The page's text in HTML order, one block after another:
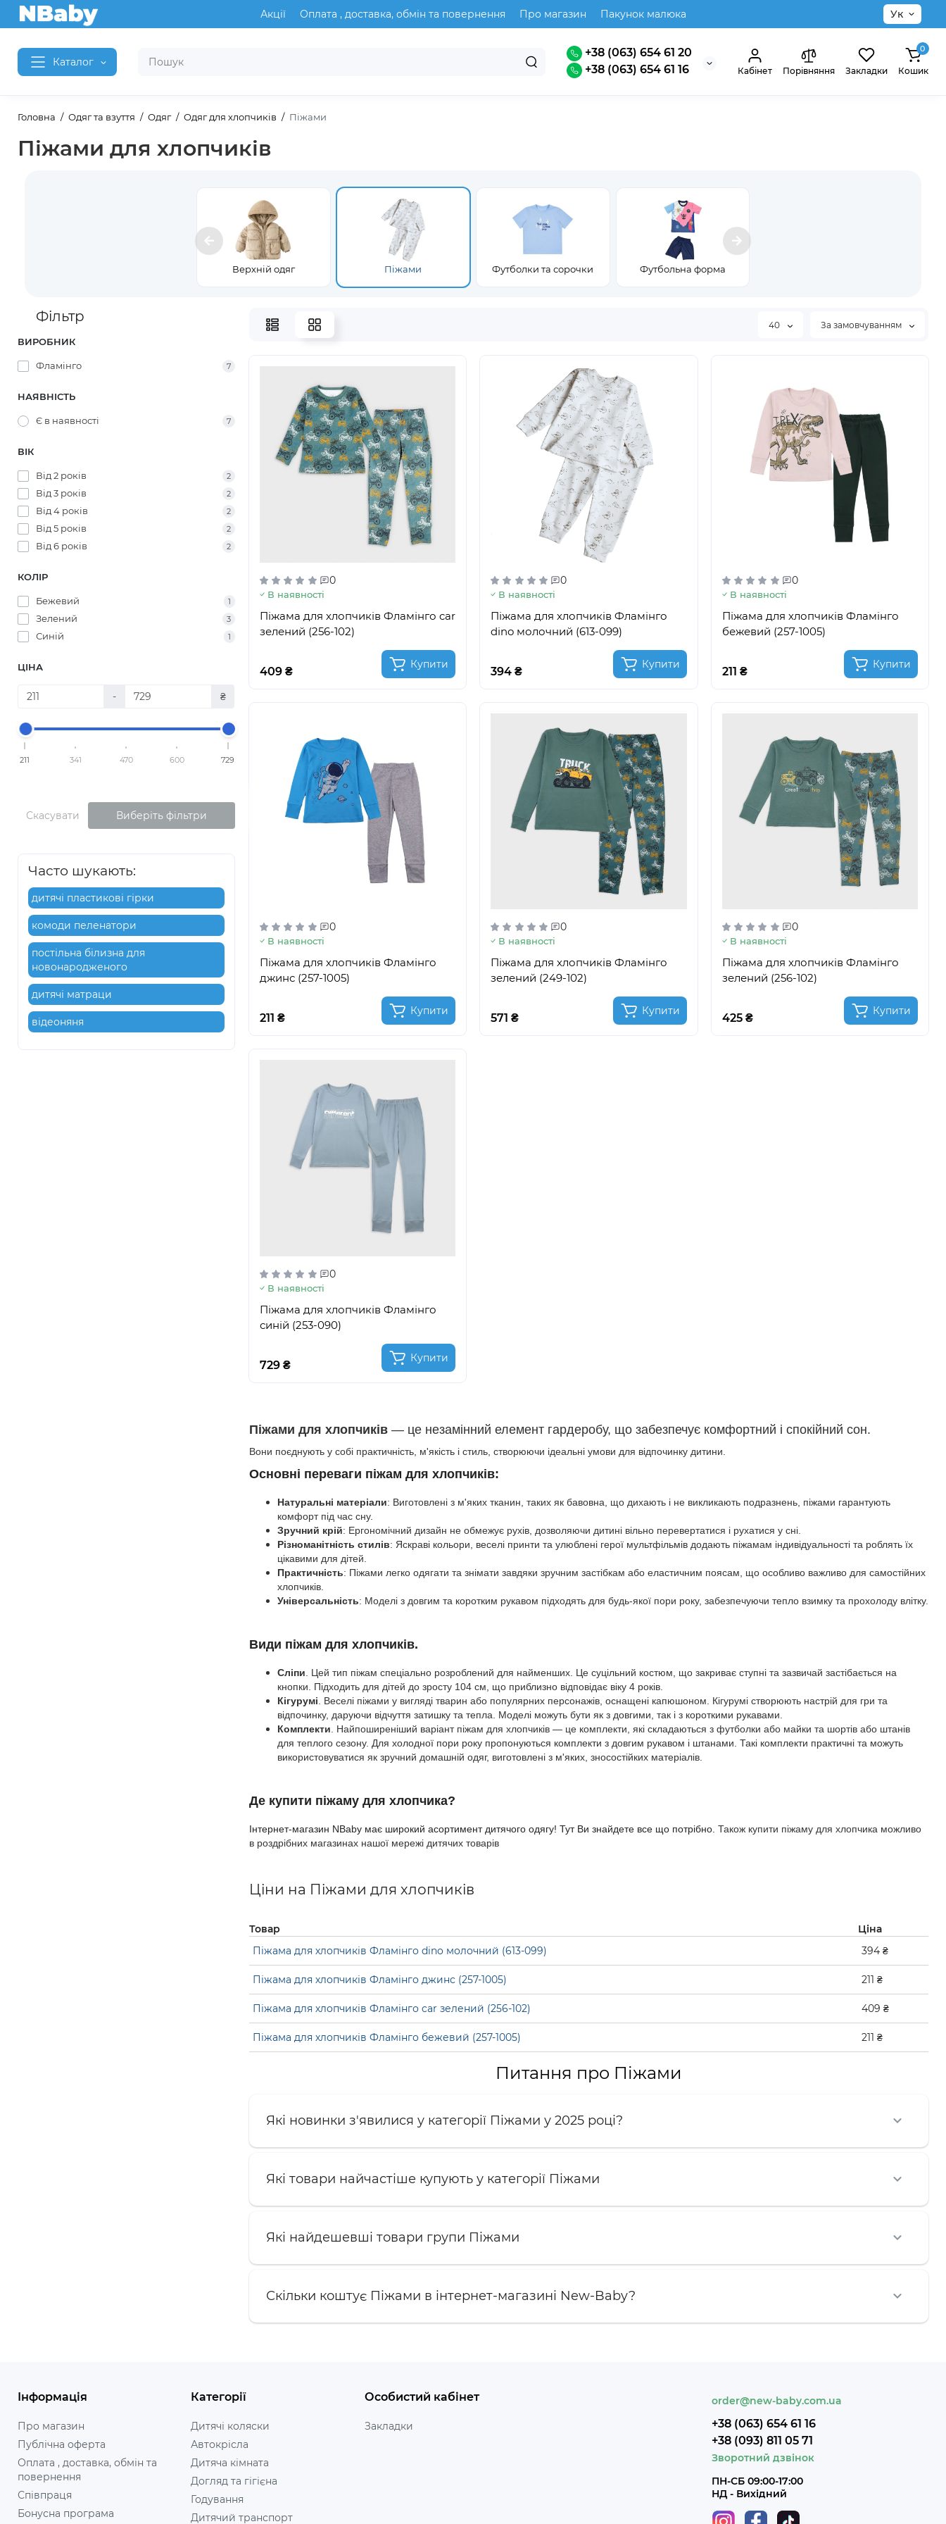
Акції Оплата , доставка, обмін та повернення Про магазин Пакунок малюка Ук
Каталог
+38 (063) 654 61 20
+38 (063) 654 61 16
Кабінет Порівняння Закладки
0
Кошик
Головна Одяг та взуття Одяг Одяг для хлопчиків Піжами
Піжами для хлопчиків
Верхній одяг Піжами Футболки та сорочки Футбольна форма
Фільтр
ВИРОБНИК
Фламінго 7
НАЯВНІСТЬ
Є в наявності 7
ВІК
Від 2 років 2
Від 3 років 2
Від 4 років 2
Від 5 років 2
Від 6 років 2
КОЛІР
Бежевий 1
Зелений 3
Синій 1
ЦІНА
- ₴
211 341 470 600 729
Скасувати Виберіть фільтри
Часто шукають:
дитячі пластикові гірки
комоди пеленатори
постільна білизна для
новонародженого
дитячі матраци
відеоняня
40 За замовчуванням
0
В наявності
Піжама для хлопчиків Фламінго car
зелений (256-102)
409 ₴
Купити
0
В наявності
Піжама для хлопчиків Фламінго
dino молочний (613-099)
394 ₴
Купити
0
В наявності
Піжама для хлопчиків Фламінго
бежевий (257-1005)
211 ₴
Купити
0
В наявності
Піжама для хлопчиків Фламінго
джинс (257-1005)
211 ₴
Купити
0
В наявності
Піжама для хлопчиків Фламінго
зелений (249-102)
571 ₴
Купити
0
В наявності
Піжама для хлопчиків Фламінго
зелений (256-102)
425 ₴
Купити
0
В наявності
Піжама для хлопчиків Фламінго
синій (253-090)
729 ₴
Купити
Піжами для хлопчиків— це незамінний елемент гардеробу, що забезпечує комфортний і спокійний сон.
Вони поєднують у собі практичність, м'якість і стиль, створюючи ідеальні умови для відпочинку дитини.
Основні переваги піжам для хлопчиків:
Натуральні матеріали: Виготовлені з м'яких тканин, таких як бавовна, що дихають і не викликають подразнень, піжами гарантують
комфорт під час сну.
Зручний крій: Ергономічний дизайн не обмежує рухів, дозволяючи дитині вільно перевертатися і рухатися у сні.
Різноманітність стилів: Яскраві кольори, веселі принти та улюблені герої мультфільмів додають піжамам індивідуальності та роблять їх
цікавими для дітей.
Практичність: Піжами легко одягати та знімати завдяки зручним застібкам або еластичним поясам, що особливо важливо для самостійних
хлопчиків.
Універсальність: Моделі з довгим та коротким рукавом підходять для будь-якої пори року, забезпечуючи тепло взимку та прохолоду влітку.
Види піжам для хлопчиків.
Сліпи . Цей тип піжам спеціально розроблений для найменших. Це суцільний костюм, що закриває ступні та зазвичай застібається на
кнопки. Підходить для дітей до зросту 104 см, що приблизно відповідає віку 4 років.
Кігурумі . Веселі піжами у вигляді тварин або популярних персонажів, оснащені капюшоном. Кігурумі створюють настрій для гри та
відпочинку, даруючи відчуття затишку та тепла. Моделі можуть бути як з довгими, так і з короткими рукавами.
Комплекти . Найпоширеніший варіант піжам для хлопчиків — це комплекти, які складаються з футболки або майки та шортів або штанів
для теплого сезону. Для холодної пори року пропонуються комплекти з довгим рукавом і штанами. Такі комплекти практичні та можуть
використовуватися як зручний домашній одяг, виготовлені з м'яких, зносостійких матеріалів.
Де купити піжаму для хлопчика?
Інтернет-магазин NBaby має широкий асортимент дитячого одягу! Тут Ви знайдете все що потрібно. Також купити піжаму для хлопчика можливо
в роздрібних магазинах нашої мережі дитячих товарів
Ціни на Піжами для хлопчиків
Товар
Ціна
Піжама для хлопчиків Фламінго dino молочний (613-099)
394 ₴
Піжама для хлопчиків Фламінго джинс (257-1005) 211 ₴
Піжама для хлопчиків Фламінго car зелений (256-102) 409 ₴
Піжама для хлопчиків Фламінго бежевий (257-1005) 211 ₴
Питання про Піжами
Які новинки з'явилися у категорії Піжами у 2025 році?
Які товари найчастіше купують у категорії Піжами
Які найдешевші товари групи Піжами
Скільки коштує Піжами в інтернет-магазині New-Baby?
Інформація
Про магазин
Публічна оферта
Оплата , доставка, обмін та
повернення
Співпраця
Бонусна програма
Категорії
Дитячі коляски
Автокрісла
Дитяча кімната
Догляд та гігієна
Годування
Дитячий транспорт
Особистий кабінет
Закладки
order@new-baby.com.ua
+38 (063) 654 61 16
+38 (093) 811 05 71
Зворотний дзвінок
ПН-СБ 09:00-17:00
НД - Вихідний